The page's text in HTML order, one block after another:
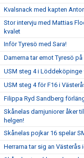
Kvalsnack med kapten
Stor intervju med Mattias
kvalet
Inför Tyresö med Sara!
Damerna tar emot Tyresö
USM steg 4 i Löddeköpinge
USM steg 4 för F16 i
Filippa Ryd Sandberg
Skånelas damjuniorer åker
helgen!
Skånelas pojkar 16 spelar
Herrarna tar sig an